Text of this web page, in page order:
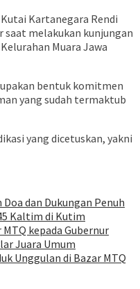
Kartanegara Rendi
saat melakukan kunjungan
Muara Jawa
bentuk komitmen
yang sudah termaktub
yang dicetuskan, yakni
dan Dukungan Penuh
Kaltim di Kutim
kepada Gubernur
Juara Umum
Unggulan di Bazar MTQ